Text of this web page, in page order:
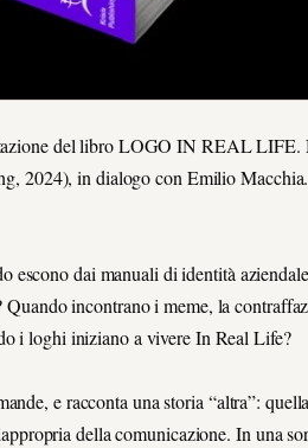
del libro LOGO IN REAL LIFE.
2024), in dialogo con Emilio
escono dai manuali di identità
incontrano i meme, la
i loghi iniziano a vivere In Real Life?
e racconta una storia “altra”:
della comunicazione. In una